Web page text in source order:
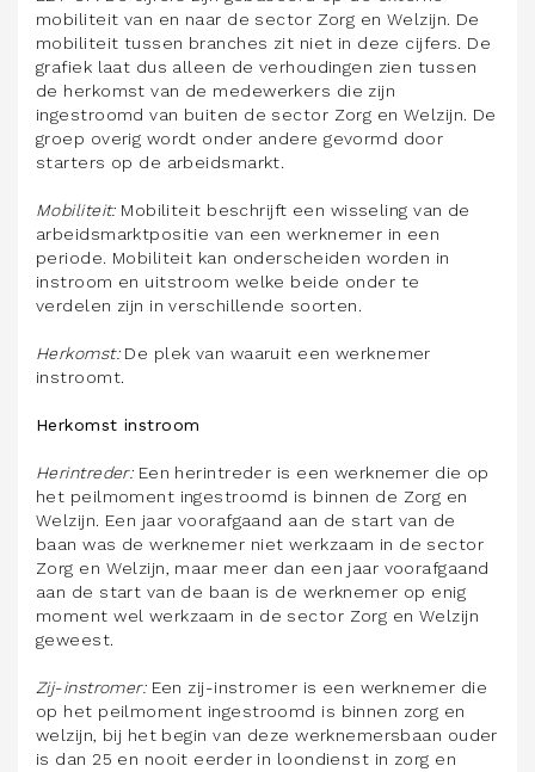
mobiliteit van en naar de sector Zorg en Welzijn. De
mobiliteit tussen branches zit niet in deze cijfers. De
grafiek laat dus alleen de verhoudingen zien tussen
de herkomst van de medewerkers die zijn
ingestroomd van buiten de sector Zorg en Welzijn. De
groep overig wordt onder andere gevormd door
starters op de arbeidsmarkt.
Mobiliteit: Mobiliteit beschrijft een wisseling van de
arbeidsmarktpositie van een werknemer in een
periode. Mobiliteit kan onderscheiden worden in
instroom en uitstroom welke beide onder te
verdelen zijn in verschillende soorten.
Herkomst: De plek van waaruit een werknemer
instroomt.
Herkomst instroom
Herintreder: Een herintreder is een werknemer die op
het peilmoment ingestroomd is binnen de Zorg en
Welzijn. Een jaar voorafgaand aan de start van de
baan was de werknemer niet werkzaam in de sector
Zorg en Welzijn, maar meer dan een jaar voorafgaand
aan de start van de baan is de werknemer op enig
moment wel werkzaam in de sector Zorg en Welzijn
geweest.
Zij-instromer: Een zij-instromer is een werknemer die
op het peilmoment ingestroomd is binnen zorg en
welzijn, bij het begin van deze werknemersbaan ouder
is dan 25 en nooit eerder in loondienst in zorg en